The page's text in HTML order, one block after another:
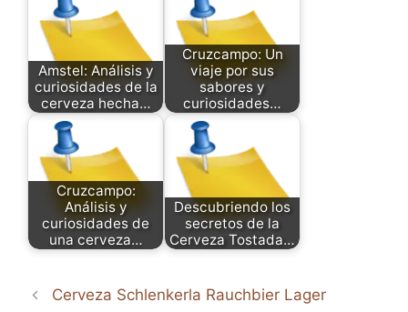
Amstel: Análisis y
curiosidades de la
cerveza hecha…
Cruzcampo: Un
viaje por sus
sabores y
curiosidades…
Cruzcampo:
Análisis y
curiosidades de
una cerveza…
Descubriendo los
secretos de la
Cerveza Tostada…
Cerveza Schlenkerla Rauchbier Lager